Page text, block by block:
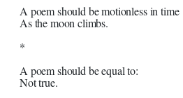
A poem should be motionless in time
As the moon climbs.
*
A poem should be equal to:
Not true.